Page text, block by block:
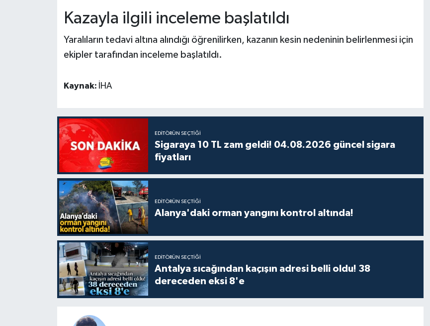
Kazayla ilgili inceleme başlatıldı
Yaralıların tedavi altına alındığı öğrenilirken, kazanın kesin nedeninin belirlenmesi için
ekipler tarafından inceleme başlatıldı.
Kaynak: İHA
EDITÖRÜN SEÇTIĞI
Sigaraya 10 TL zam geldi! 04.08.2026 güncel sigara
fiyatları
EDITÖRÜN SEÇTIĞI
Alanya'daki orman yangını kontrol altında!
EDITÖRÜN SEÇTIĞI
Antalya sıcağından kaçışın adresi belli oldu! 38
dereceden eksi 8'e